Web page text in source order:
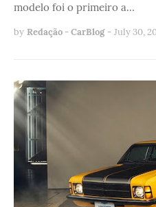
modelo foi o primeiro a…
by Redação - CarBlog - July 30,